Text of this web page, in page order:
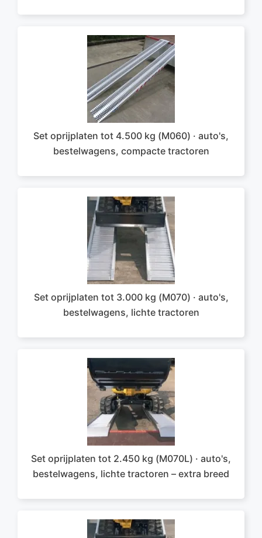
Set oprijplaten tot 4.500 kg (M060) · auto's,
bestelwagens, compacte tractoren
Set oprijplaten tot 3.000 kg (M070) · auto's,
bestelwagens, lichte tractoren
Set oprijplaten tot 2.450 kg (M070L) · auto's,
bestelwagens, lichte tractoren – extra breed